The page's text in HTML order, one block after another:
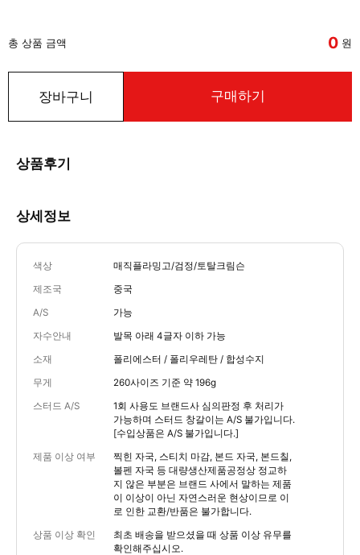
총 상품 금액 0 원
장바구니 구매하기
상품후기
상세정보
색상 매직플라밍고/검정/토탈크림슨
제조국 중국
A/S 가능
자수안내 발목 아래 4글자 이하 가능
소재 폴리에스터 / 폴리우레탄 / 합성수지
무게 260사이즈 기준 약 196g
스터드 A/S
1회 사용도 브랜드사 심의판정 후 처리가
가능하며 스터드 창갈이는 A/S 불가입니다.
[수입상품은 A/S 불가입니다.]
제품 이상 여부
찍힌 자국, 스티치 마감, 본드 자국, 본드칠,
볼펜 자국 등 대량생산제품공정상 정교하
지 않은 부분은 브랜드 사에서 말하는 제품
이 이상이 아닌 자연스러운 현상이므로 이
로 인한 교환/반품은 불가합니다.
상품 이상 확인
최초 배송을 받으셨을 때 상품 이상 유무를
확인해주십시오.